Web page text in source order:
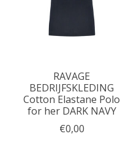
RAVAGE
BEDRIJFSKLEDING
Cotton Elastane Polo
for her DARK NAVY
€0,00